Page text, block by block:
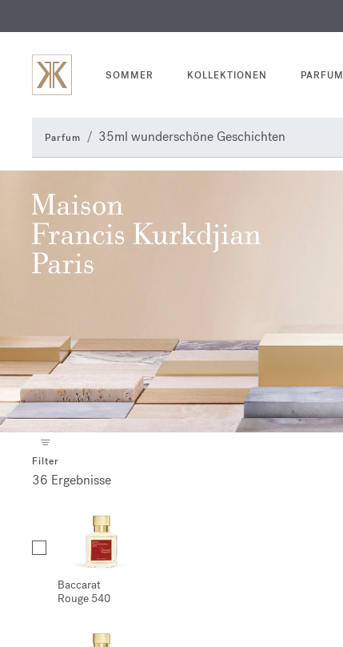
SOMMER KOLLEKTIONEN PARFUM
Parfum 35ml wunderschöne Geschichten
Filter
36 Ergebnisse
Baccarat
Rouge 540